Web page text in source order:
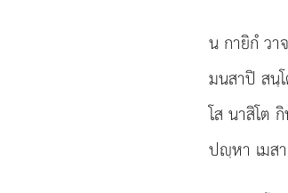
น กายิกํ ว
มนสาปิ สนฺ
โส นาสิโต
ปฺหา เมส